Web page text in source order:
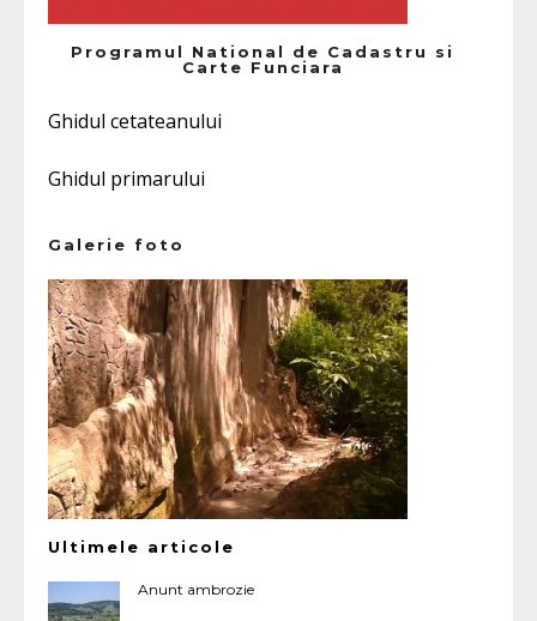
Programul National de Cadastru si
Carte Funciara
Ghidul cetateanului
Ghidul primarului
Galerie foto
Ultimele articole
Anunt ambrozie